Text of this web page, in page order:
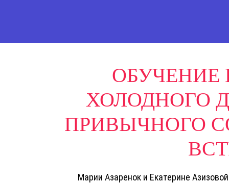
ОБУЧЕНИЕ
ХОЛОДНОГО
ПРИВЫЧНОГО
Марии Азаренок и Екатерине